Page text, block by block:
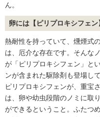
ん。
卵には【ピリプロキシフェ
熱耐性を持っていて、燻煙式
は、厄介な存在です。そんな
が「ピリプロキシフェン」と
ンが含まれた駆除剤も登場して
ピリプロキシフェンが、重宝
は、卵や幼虫段階のノミに取
ができるということ。ふたつ